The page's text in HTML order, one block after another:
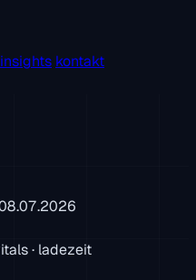
insights kontakt
· ladezeit